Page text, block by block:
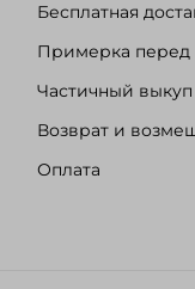
Бесплатная
Примерка перед
Частичный выкуп
Возврат и
Оплата